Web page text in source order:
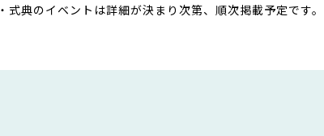
典のイベントは詳細が決まり次第、順次掲載予定です。